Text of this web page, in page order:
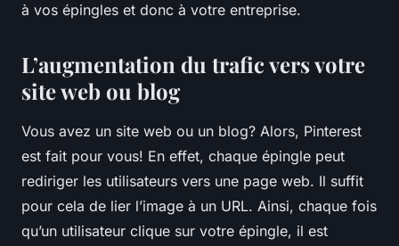
à vos épingles et donc à votre entreprise.
L’augmentation du trafic vers votre
site web ou blog
Vous avez un site web ou un blog? Alors, Pinterest
est fait pour vous! En effet, chaque épingle peut
rediriger les utilisateurs vers une page web. Il suffit
pour cela de lier l’image à un URL. Ainsi, chaque fois
qu’un utilisateur clique sur votre épingle, il est